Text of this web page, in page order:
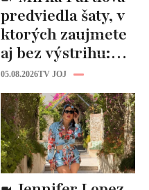
predviedla šaty, v
ktorých zaujmete
aj bez výstrihu:
Ich čaro je v tomto
detaile
05.08.2026TV JOJ